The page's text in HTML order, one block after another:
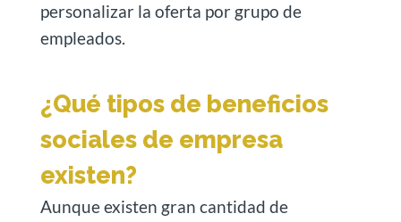
personalizar la oferta por grupo de
empleados.
¿Qué tipos de beneficios
sociales de empresa
existen?
Aunque existen gran cantidad de